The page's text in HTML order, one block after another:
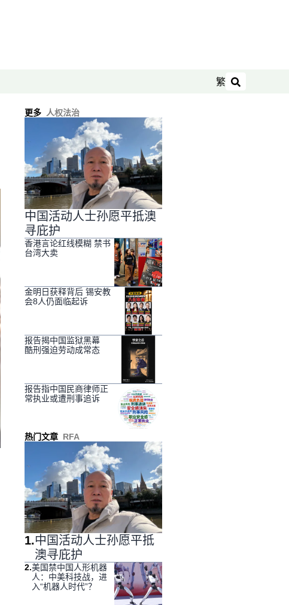
繁
搜索
更多 人权法治
中国活动人士孙愿平抵澳
寻庇护
香港言论红线模糊 禁书
台湾大卖
金明日获释背后 锡安教
会8人仍面临起诉
报告揭中国监狱黑幕
酷刑强迫劳动成常态
报告指中国民商律师正
常执业或遭刑事追诉
热门文章 RFA
1.中国活动人士孙愿平抵
澳寻庇护
2.美国禁中国人形机器
人：中美科技战，进
入“机器人时代”？